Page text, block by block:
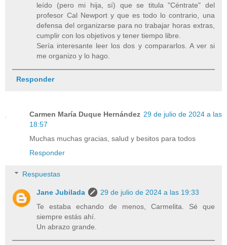
leído (pero mi hija, sí) que se titula "Céntrate" del
profesor Cal Newport y que es todo lo contrario, una
defensa del organizarse para no trabajar horas extras,
cumplir con los objetivos y tener tiempo libre.
Sería interesante leer los dos y compararlos. A ver si
me organizo y lo hago.
Responder
Carmen María Duque Hernández 29 de julio de 2024 a las
18:57
Muchas muchas gracias, salud y besitos para todos
Responder
Respuestas
Jane Jubilada
29 de julio de 2024 a las 19:33
Te estaba echando de menos, Carmelita. Sé que
siempre estás ahí.
Un abrazo grande.